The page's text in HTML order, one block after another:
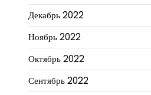
Декабрь 2022
Ноябрь 2022
Октябрь 2022
Сентябрь 2022